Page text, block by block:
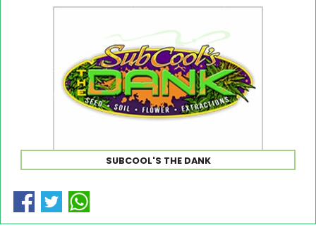
SUBCOOL'S THE DANK